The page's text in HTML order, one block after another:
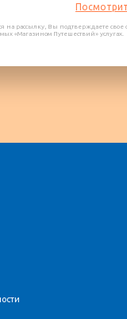
на рассылку, Вы подтверждаете свое
«Магазином Путешествий» услугах.